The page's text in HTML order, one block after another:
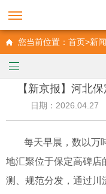
您当前位置：首页>新
【新京报】河北
日期：
每天早晨，数以万
地汇聚位于保定高碑店
测、规范分发，通过川